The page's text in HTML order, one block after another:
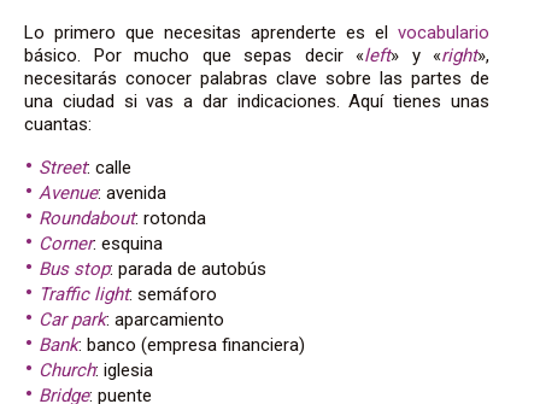
Lo primero que necesitas aprenderte es el vocabulario
básico. Por mucho que sepas decir «left» y «right»,
necesitarás conocer palabras clave sobre las partes de
una ciudad si vas a dar indicaciones. Aquí tienes unas
cuantas:
Street: calle
Avenue: avenida
Roundabout: rotonda
Corner: esquina
Bus stop: parada de autobús
Traffic light: semáforo
Car park: aparcamiento
Bank: banco (empresa financiera)
Church: iglesia
Bridge: puente